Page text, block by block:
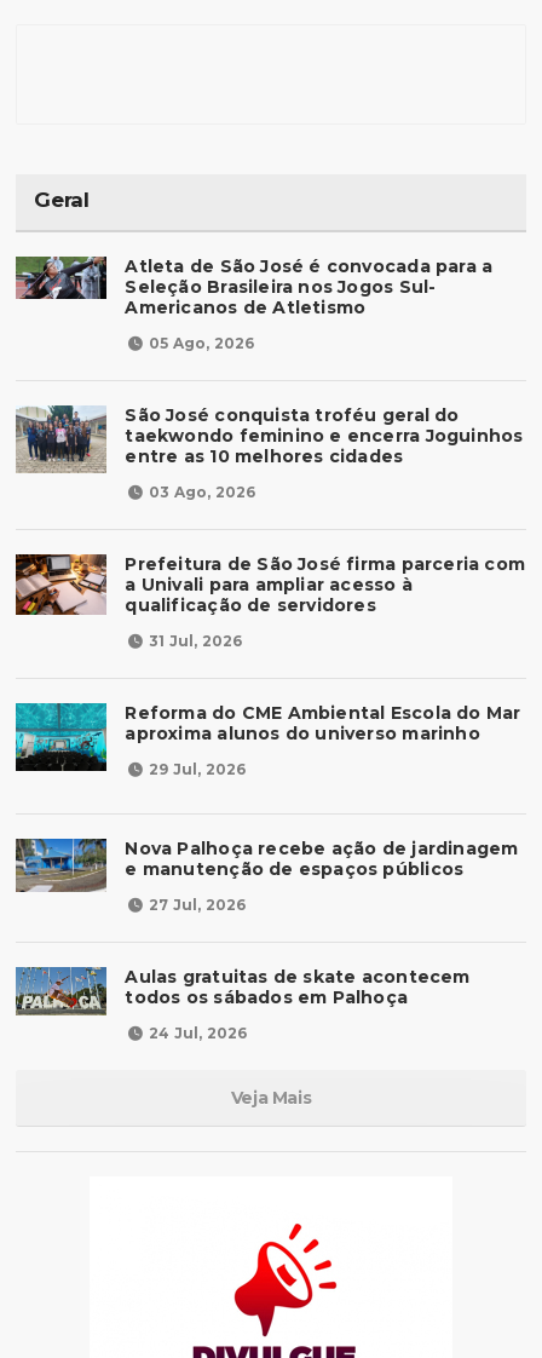
Geral
Atleta de São José é convocada para a
Seleção Brasileira nos Jogos Sul-
Americanos de Atletismo
05 Ago, 2026
São José conquista troféu geral do
taekwondo feminino e encerra Joguinhos
entre as 10 melhores cidades
03 Ago, 2026
Prefeitura de São José firma parceria com
a Univali para ampliar acesso à
qualificação de servidores
31 Jul, 2026
Reforma do CME Ambiental Escola do Mar
aproxima alunos do universo marinho
29 Jul, 2026
Nova Palhoça recebe ação de jardinagem
e manutenção de espaços públicos
27 Jul, 2026
Aulas gratuitas de skate acontecem
todos os sábados em Palhoça
24 Jul, 2026
Veja Mais